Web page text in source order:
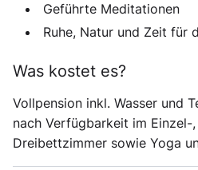
Geführte Meditationen
Ruhe, Natur und Zeit für
Was kostet es?
Vollpension inkl. Wasser und
nach Verfügbarkeit im
Dreibettzimmer sowie Yoga